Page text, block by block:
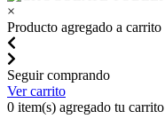
×
Producto agregado a carrito
Seguir comprando
Ver carrito
0 item(s) agregado tu carrito